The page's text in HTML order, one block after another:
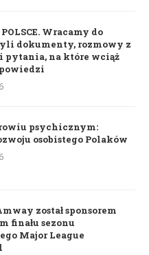
Wracamy do
dokumenty, rozmowy z
pytania, na które wciąż
psychicznym:
osobistego Polaków
został sponsorem
finału sezonu
Major League